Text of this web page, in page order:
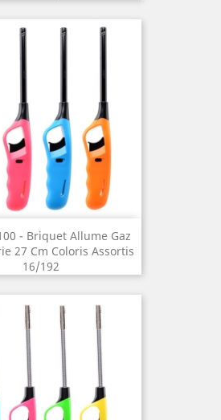
- Briquet Allume Gaz
27 Cm Coloris Assortis
16/192